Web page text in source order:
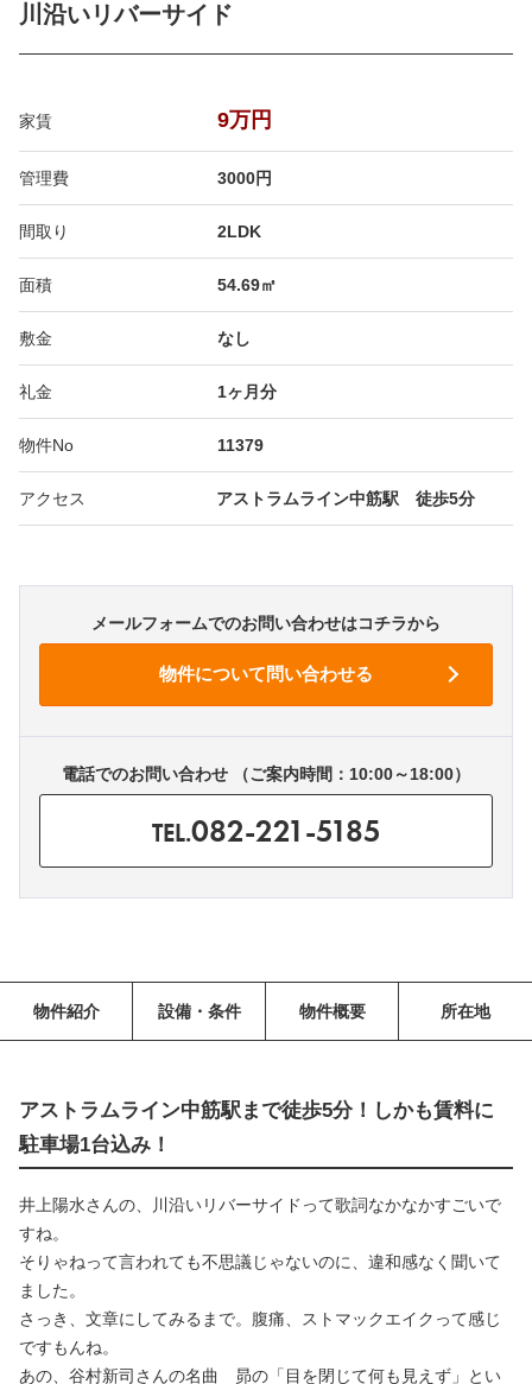
川沿いリバーサイド
家賃 9万円
管理費 3000円
間取り 2LDK
面積 54.69㎡
敷金 なし
礼金 1ヶ月分
物件No 11379
アクセス アストラムライン中筋駅 徒歩5分
メールフォームでのお問い合わせはコチラから
電話でのお問い合わせ （ご案内時間：10:00～18:00）
TEL.082-221-5185
物件紹介 設備・条件 物件概要 所在地
アストラムライン中筋駅まで徒歩5分！しかも賃料に
駐車場1台込み！
井上陽水さんの、川沿いリバーサイドって歌詞なかなかすごいで
すね。
そりゃねって言われても不思議じゃないのに、違和感なく聞いて
ました。
さっき、文章にしてみるまで。腹痛、ストマックエイクって感じ
ですもんね。
あの、谷村新司さんの名曲 昴の「目を閉じて何も見えず」とい